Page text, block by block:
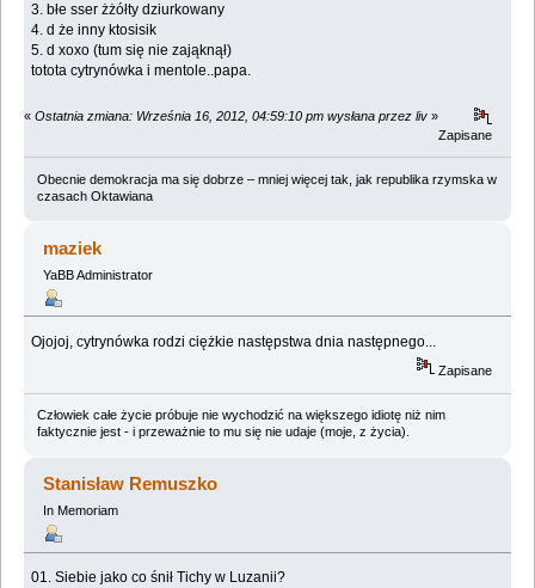
3. błe sser żżółty dziurkowany
4. d że inny ktosisik
5. d xoxo (tum się nie zająknął)
totota cytrynówka i mentole..papa.
« Ostatnia zmiana: Września 16, 2012, 04:59:10 pm wysłana przez liv »
Zapisane
Obecnie demokracja ma się dobrze – mniej więcej tak, jak republika rzymska w
czasach Oktawiana
maziek
YaBB Administrator
Ojojoj, cytrynówka rodzi ciężkie następstwa dnia następnego...
Zapisane
Człowiek całe życie próbuje nie wychodzić na większego idiotę niż nim
faktycznie jest - i przeważnie to mu się nie udaje (moje, z życia).
Stanisław Remuszko
In Memoriam
01. Siebie jako co śnił Tichy w Luzanii?